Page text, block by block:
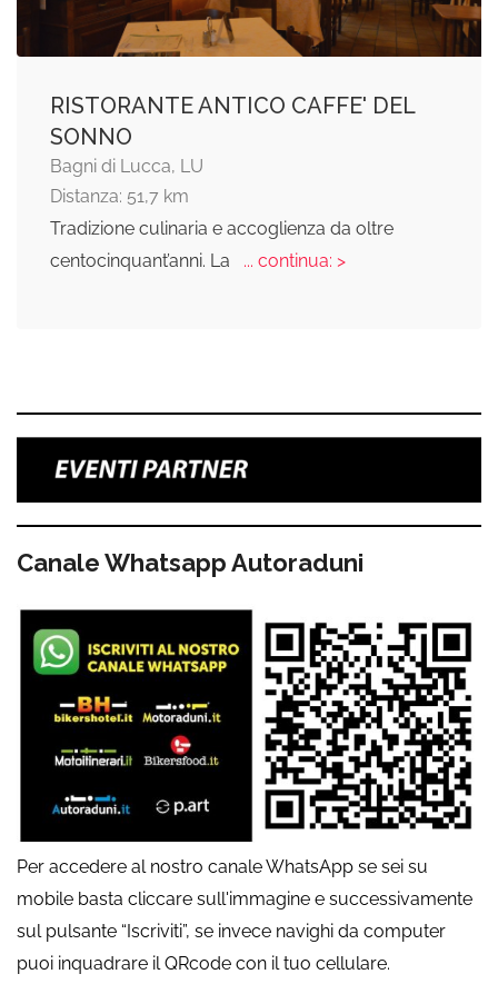
RISTORANTE ANTICO CAFFE' DEL
SONNO
Bagni di Lucca, LU
Distanza: 51,7 km
Tradizione culinaria e accoglienza da oltre
centocinquant’anni. La
... continua: >
Canale Whatsapp Autoraduni
Per accedere al nostro canale WhatsApp se sei su
mobile basta cliccare sull'immagine e successivamente
sul pulsante “Iscriviti”, se invece navighi da computer
puoi inquadrare il QRcode con il tuo cellulare.